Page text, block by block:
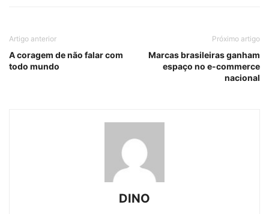
Artigo anterior
A coragem de não falar com
todo mundo
Próximo artigo
Marcas brasileiras ganham
espaço no e-commerce
nacional
DINO